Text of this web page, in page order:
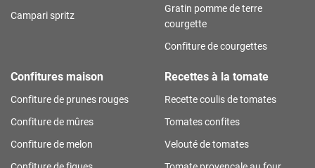
Campari spritz
Gratin pomme de terre
courgette
Confiture de courgettes
Confitures maison
Confiture de prunes rouges
Confiture de mûres
Confiture de melon
Recettes à la tomate
Recette coulis de tomates
Tomates confites
Velouté de tomates